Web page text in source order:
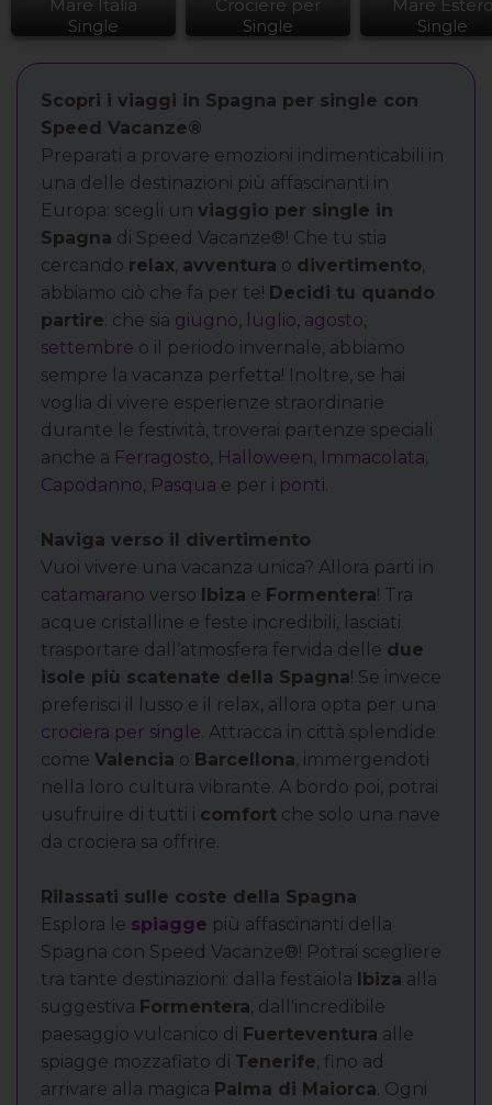
Mare Italia
Single
Crociere per
Single
Mare
Single
Scopri i viaggi in Spagna per single con
Speed Vacanze®
Preparati a provare emozioni indimenticabili in
una delle destinazioni più affascinanti in
Europa: scegli un viaggio per single in
Spagna di Speed Vacanze®! Che tu stia
cercando relax, avventura o divertimento,
abbiamo ciò che fa per te! Decidi tu quando
partire: che sia giugno, luglio, agosto,
settembre o il periodo invernale, abbiamo
sempre la vacanza perfetta! Inoltre, se hai
voglia di vivere esperienze straordinarie
durante le festività, troverai partenze speciali
anche a Ferragosto, Halloween, Immacolata,
Capodanno, Pasqua e per i ponti.
Naviga verso il divertimento
Vuoi vivere una vacanza unica? Allora parti in
catamarano verso Ibiza e Formentera! Tra
acque cristalline e feste incredibili, lasciati
trasportare dall’atmosfera fervida delle due
isole più scatenate della Spagna! Se invece
preferisci il lusso e il relax, allora opta per una
crociera per single. Attracca in città splendide
come Valencia o Barcellona, immergendoti
nella loro cultura vibrante. A bordo poi, potrai
usufruire di tutti i comfort che solo una nave
da crociera sa offrire.
Rilassati sulle coste della Spagna
Esplora le spiagge più affascinanti della
Spagna con Speed Vacanze®! Potrai scegliere
tra tante destinazioni: dalla festaiola Ibiza alla
suggestiva Formentera, dall'incredibile
paesaggio vulcanico di Fuerteventura alle
spiagge mozzafiato di Tenerife, fino ad
arrivare alla magica Palma di Maiorca. Ogni